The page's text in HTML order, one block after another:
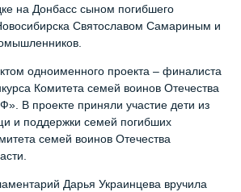
на Донбасс сыном погибшего
Святославом Самариным и
одноименного проекта – финалиста
Комитета семей воинов Отечества
В проекте приняли участие дети из
и поддержки семей погибших
семей воинов Отечества
Дарья Украинцева вручила